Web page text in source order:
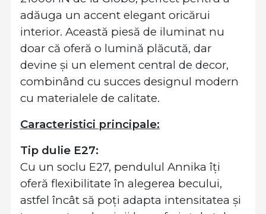
adăuga un accent elegant oricărui
interior. Această piesă de iluminat nu
doar că oferă o lumină plăcută, dar
devine și un element central de decor,
combinând cu succes designul modern
cu materialele de calitate.
Caracteristici principale:
Tip dulie E27:
Cu un soclu E27, pendulul Annika îți
oferă flexibilitate în alegerea becului,
astfel încât să poți adapta intensitatea și